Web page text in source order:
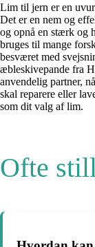
Lim til jern er en
Det er en nem og
og opnå en stærk og
bruges til mange
besværet med
æbleskivepande fra
anvendelig partner,
skal reparere eller
som dit valg af lim.
Ofte